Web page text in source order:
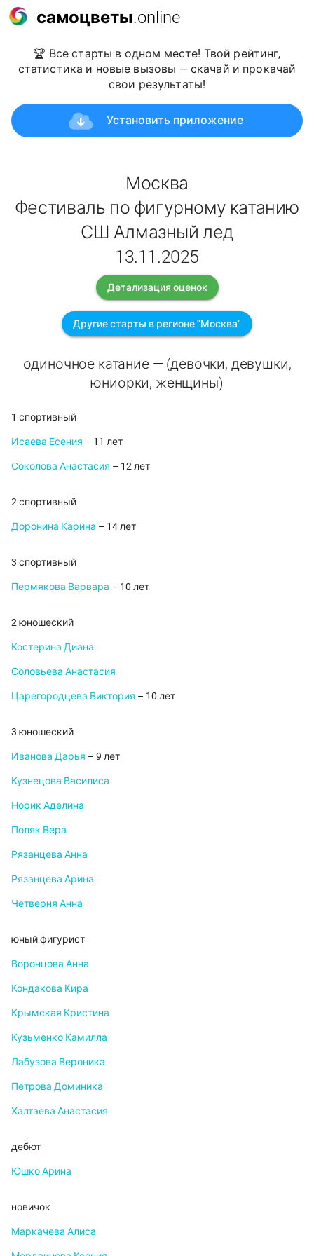
самоцветы.online
🏆 Все старты в одном месте! Твой рейтинг,
статистика и новые вызовы — скачай и прокачай
свои результаты!
Установить приложение
Москва
Фестиваль по фигурному катанию
СШ Алмазный лед
13.11.2025
Детализация оценок
Другие старты в регионе "Москва"
одиночное катание — (девочки, девушки,
юниорки, женщины)
1 спортивный
Исаева Есения – 11 лет
Соколова Анастасия – 12 лет
2 спортивный
Доронина Карина – 14 лет
3 спортивный
Пермякова Варвара – 10 лет
2 юношеский
Костерина Диана
Соловьева Анастасия
Царегородцева Виктория – 10 лет
3 юношеский
Иванова Дарья – 9 лет
Кузнецова Василиса
Норик Аделина
Поляк Вера
Рязанцева Анна
Рязанцева Арина
Четверня Анна
юный фигурист
Воронцова Анна
Кондакова Кира
Крымская Кристина
Кузьменко Камилла
Лабузова Вероника
Петрова Доминика
Халтаева Анастасия
дебют
Юшко Арина
новичок
Маркачева Алиса